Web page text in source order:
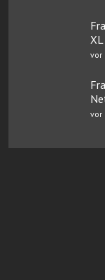
XL
vor
vor